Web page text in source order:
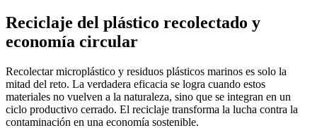
Reciclaje del plástico recolectado y
economía circular
Recolectar microplástico y residuos plásticos marinos es solo la
mitad del reto. La verdadera eficacia se logra cuando estos
materiales no vuelven a la naturaleza, sino que se integran en un
ciclo productivo cerrado. El reciclaje transforma la lucha contra la
contaminación en una economía sostenible.